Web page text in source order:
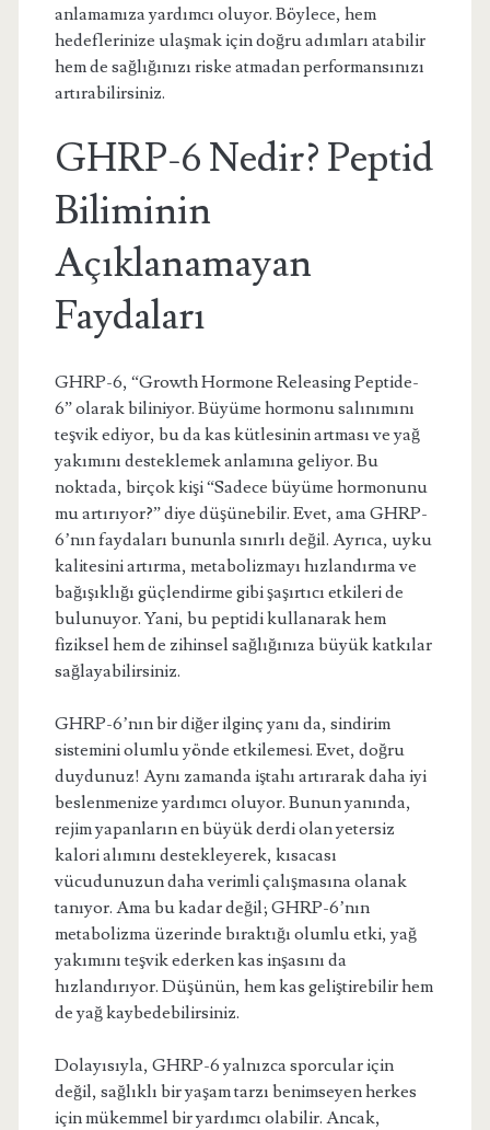
anlamamıza yardımcı oluyor. Böylece, hem
hedeflerinize ulaşmak için doğru adımları atabilir
hem de sağlığınızı riske atmadan performansınızı
artırabilirsiniz.
GHRP-6 Nedir? Peptid
Biliminin
Açıklanamayan
Faydaları
GHRP-6, “Growth Hormone Releasing Peptide-
6” olarak biliniyor. Büyüme hormonu salınımını
teşvik ediyor, bu da kas kütlesinin artması ve yağ
yakımını desteklemek anlamına geliyor. Bu
noktada, birçok kişi “Sadece büyüme hormonunu
mu artırıyor?” diye düşünebilir. Evet, ama GHRP-
6’nın faydaları bununla sınırlı değil. Ayrıca, uyku
kalitesini artırma, metabolizmayı hızlandırma ve
bağışıklığı güçlendirme gibi şaşırtıcı etkileri de
bulunuyor. Yani, bu peptidi kullanarak hem
fiziksel hem de zihinsel sağlığınıza büyük katkılar
sağlayabilirsiniz.
GHRP-6’nın bir diğer ilginç yanı da, sindirim
sistemini olumlu yönde etkilemesi. Evet, doğru
duydunuz! Aynı zamanda iştahı artırarak daha iyi
beslenmenize yardımcı oluyor. Bunun yanında,
rejim yapanların en büyük derdi olan yetersiz
kalori alımını destekleyerek, kısacası
vücudunuzun daha verimli çalışmasına olanak
tanıyor. Ama bu kadar değil; GHRP-6’nın
metabolizma üzerinde bıraktığı olumlu etki, yağ
yakımını teşvik ederken kas inşasını da
hızlandırıyor. Düşünün, hem kas geliştirebilir hem
de yağ kaybedebilirsiniz.
Dolayısıyla, GHRP-6 yalnızca sporcular için
değil, sağlıklı bir yaşam tarzı benimseyen herkes
için mükemmel bir yardımcı olabilir. Ancak,